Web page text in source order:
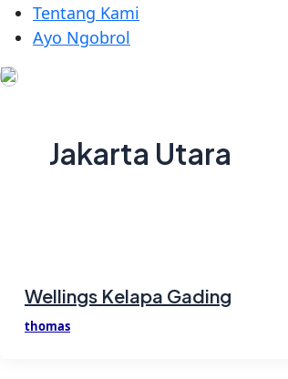
Tentang Kami
Ayo Ngobrol
Jakarta Utara
Wellings Kelapa Gading
thomas